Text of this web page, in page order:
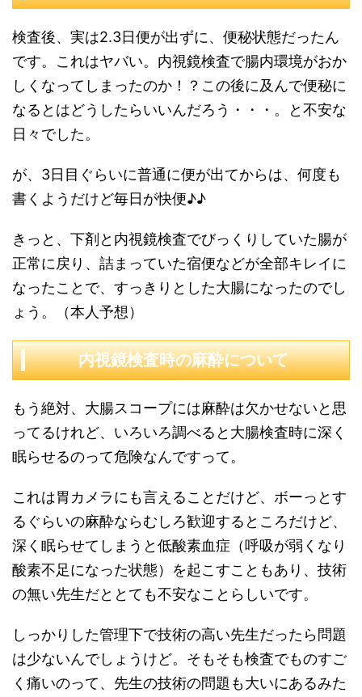
検査後、実は2.3日便が出ずに、便秘状態だったん
です。これはヤバい。内視鏡検査で腸内環境がおか
しくなってしまったのか！？この後に及んで便秘に
なるとはどうしたらいいんだろう・・・。と不安な
日々でした。
が、3日目ぐらいに普通に便が出てからは、何度も
書くようだけど毎日が快便♪♪
きっと、下剤と内視鏡検査でびっくりしていた腸が
正常に戻り、詰まっていた宿便などが全部キレイに
なったことで、すっきりとした大腸になったのでし
ょう。（本人予想）
内視鏡検査時の麻酔について
もう絶対、大腸スコープには麻酔は欠かせないと思
ってるけれど、いろいろ調べると大腸検査時に深く
眠らせるのって危険なんですって。
これは胃カメラにも言えることだけど、ボーっとす
るぐらいの麻酔ならむしろ歓迎するところだけど、
深く眠らせてしまうと低酸素血症（呼吸が弱くなり
酸素不足になった状態）を起こすこともあり、技術
の無い先生だととても不安なことらしいです。
しっかりした管理下で技術の高い先生だったら問題
は少ないんでしょうけど。そもそも検査でものすご
く痛いのって、先生の技術の問題も大いにあるみた